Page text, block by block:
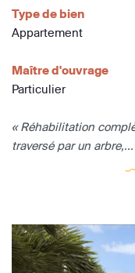
Type de bien
Appartement
Maître d'ouvrage
Particulier
« Réhabilitation
traversé par un arbre,...